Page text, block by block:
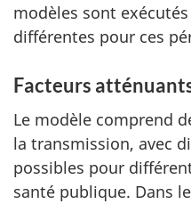
modèles sont
différentes pour ces
Facteurs
Le modèle comprend
la transmission, avec
possibles pour
santé publique. Dans